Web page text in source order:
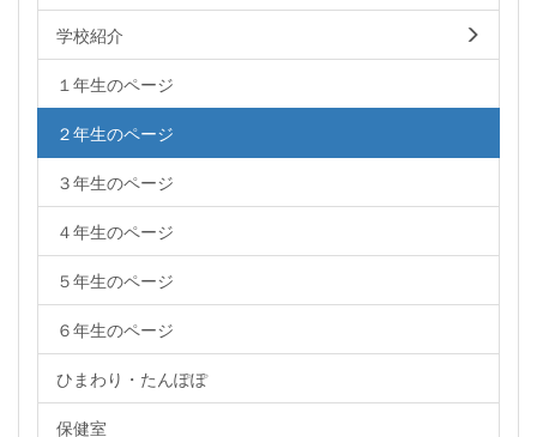
学校紹介
１年生のページ
２年生のページ
３年生のページ
４年生のページ
５年生のページ
６年生のページ
ひまわり・たんぽぽ
保健室